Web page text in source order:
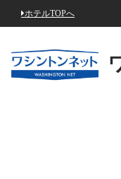
ホテルTOPへ